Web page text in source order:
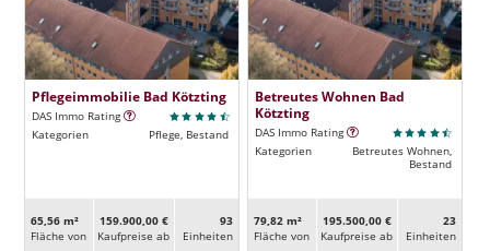
Pflegeimmobilie Bad Kötzting
DAS Immo Rating
Kategorien
Pflege, Bestand
65,56 m²
Fläche von
159.900,00 €
Kaufpreise ab
93
Ein­heiten
Betreutes Wohnen Bad
Kötzting
DAS Immo Rating
Kategorien
Betreutes Wohnen,
Bestand
79,82 m²
Fläche von
195.500,00 €
Kaufpreise ab
23
Ein­heiten